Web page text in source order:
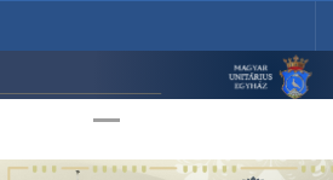
Unitárius